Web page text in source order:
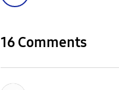
16 Comments